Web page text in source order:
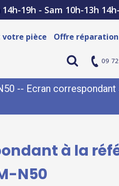
19h - Sam 10h-13h
votre pièce Offre réparation
09
-- Ecran
à la
N50